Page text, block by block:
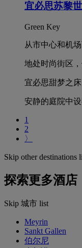
宜必思苏黎
Green Key
从市中心和机
地处时尚街区
宜必思甜梦之
安静的庭院中
1
2
〉
Skip other destinations
探索更多酒店
Skip 城市 list
Meyrin
Sankt Gallen
伯尔尼